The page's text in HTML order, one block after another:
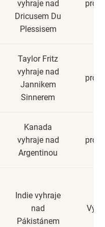
vyhraje nad
Dricusem Du
Plessisem
Taylor Fritz
vyhraje nad
Jannikem
Sinnerem
Kanada
vyhraje nad
Argentinou
Indie vyhraje
nad
Pákistánem